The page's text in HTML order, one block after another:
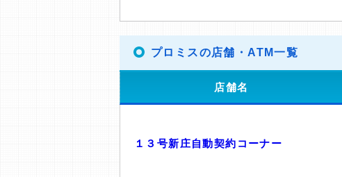
プロミスの店舗・ATM一覧
店舗名
１３号新庄自動契約コーナー